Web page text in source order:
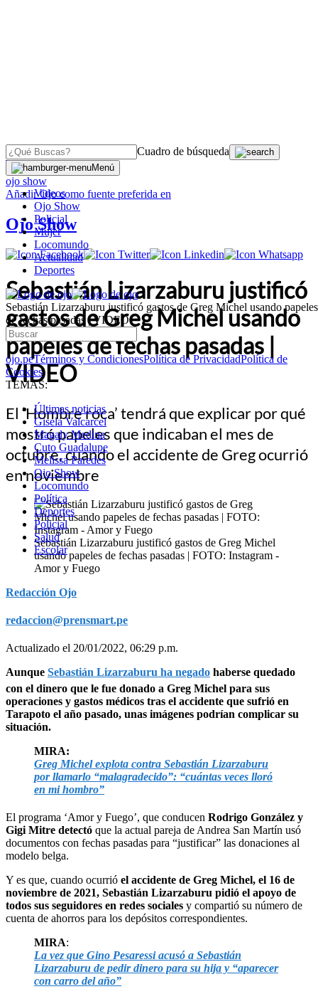
Cuadro de búsqueda
Menú
Videos
Ojo Show
Policial
Mujer
Locomundo
Actualidad
Deportes
Sebastián Lizarzaburu justificó gastos de Greg Michel usando papeles
de fechas pasadas | VIDEO
ojo.peTérminos y CondicionesPolítica de PrivacidadPolítica de
Cookies
TEMAS:
Últimas noticias
Gisela Valcarcel
Magaly Medina
Cuto Guadalupe
Melissa Paredes
Ojo Show
Locomundo
Política
Deportes
Policial
Salud
Escolar
OJO
ojo show
AñadirOjocomo fuente preferida en
Ojo Show
Sebastián Lizarzaburu justificó
gastos de Greg Michel usando
papeles de fechas pasadas |
VIDEO
El ‘Hombre roca’ tendrá que explicar por qué
mostró papeles que indicaban el mes de
octubre, cuando el accidente de Greg ocurrió
en noviembre
Sebastián Lizarzaburu justificó gastos de Greg Michel
usando papeles de fechas pasadas | FOTO: Instagram -
Amor y Fuego
Redacción Ojo
redaccion@prensmart.pe
Actualizado el 20/01/2022, 06:29 p.m.
Aunque Sebastián Lizarzaburu ha negado haberse quedado
con el dinero que le fue donado a Greg Michel para sus
operaciones y gastos médicos tras el accidente que sufrió en
Tarapoto el año pasado, unas imágenes podrían complicar su
situación.
MIRA:
Greg Michel explota contra Sebastián Lizarzaburu
por llamarlo “malagradecido”: “cuántas veces lloró
en mi hombro”
El programa ‘Amor y Fuego’, que conducen Rodrigo González y
Gigi Mitre detectó que la actual pareja de Andrea San Martín usó
documentos con fechas pasadas para “justificar” las donaciones al
modelo belga.
Y es que, cuando ocurrió el accidente de Greg Michel, el 16 de
noviembre de 2021, Sebastián Lizarzaburu pidió el apoyo de
todos sus seguidores en redes sociales y compartió su número de
cuenta de ahorros para los depósitos correspondientes.
MIRA:
La vez que Gino Pesaressi acusó a Sebastián
Lizarzaburu de pedir dinero para su hija y “aparecer
con carro del año”